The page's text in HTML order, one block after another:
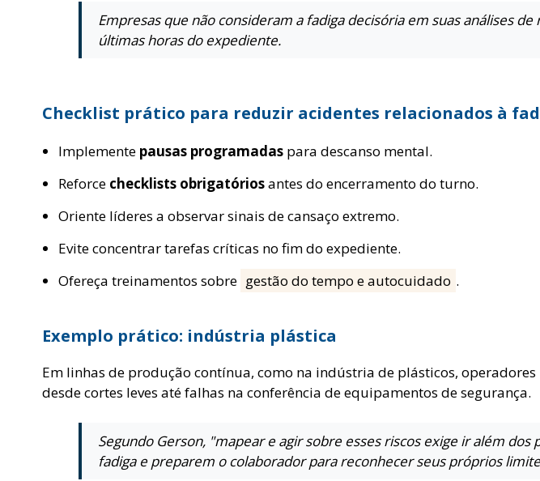
Empresas que não consideram a fadiga decisória em suas análises
últimas horas do expediente.
Checklist prático para reduzir acidentes relacionados à
Implemente pausas programadas para descanso mental.
Reforce checklists obrigatóriosantes do encerramento do turno.
Oriente líderes a observar sinais de cansaço extremo.
Evite concentrar tarefas críticas no fim do expediente.
Ofereça treinamentos sobre gestão do tempo e autocuidado .
Exemplo prático: indústria plástica
Em linhas de produção contínua, como na indústria de plásticos,
desde cortes leves até falhas na conferência de equipamentos de segurança.
Segundo Gerson, "mapear e agir sobre esses riscos exige ir além
fadiga e preparem o colaborador para reconhecer seus próprios